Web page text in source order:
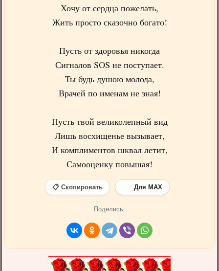
Хочу от сердца пожелать,
Жить просто сказочно богато!
Пусть от здоровья никогда
Сигналов SOS не поступает.
Ты будь душою молода,
Врачей по именам не зная!
Пусть твой великолепный вид
Лишь восхищенье вызывает,
И комплиментов шквал летит,
Самооценку повышая!
📋 Скопировать Для MAX
Поделись: